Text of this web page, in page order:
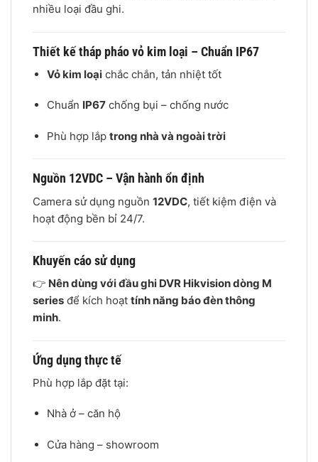
nhiều loại đầu ghi.
Thiết kế tháp pháo vỏ kim loại – Chuẩn IP67
Vỏ kim loạichắc chắn, tản nhiệt tốt
Chuẩn IP67chống bụi – chống nước
Phù hợp lắp trong nhà và ngoài trời
Nguồn 12VDC – Vận hành ổn định
Camera sử dụng nguồn 12VDC, tiết kiệm điện và
hoạt động bền bỉ 24/7.
Khuyến cáo sử dụng
👉 Nên dùng với đầu ghi DVR Hikvision dòng M
series để kích hoạt tính năng báo đèn thông
minh.
Ứng dụng thực tế
Phù hợp lắp đặt tại:
Nhà ở – căn hộ
Cửa hàng – showroom